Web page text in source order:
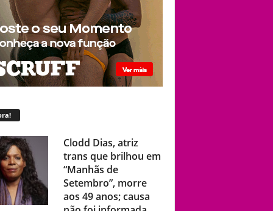
Clodd Dias, atriz
trans que brilhou em
“Manhãs de
Setembro”, morre
aos 49 anos; causa